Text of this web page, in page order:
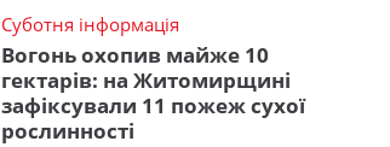
Суботня інформація
Вогонь охопив майже 10
гектарів: на Житомирщині
зафіксували 11 пожеж сухої
рослинності